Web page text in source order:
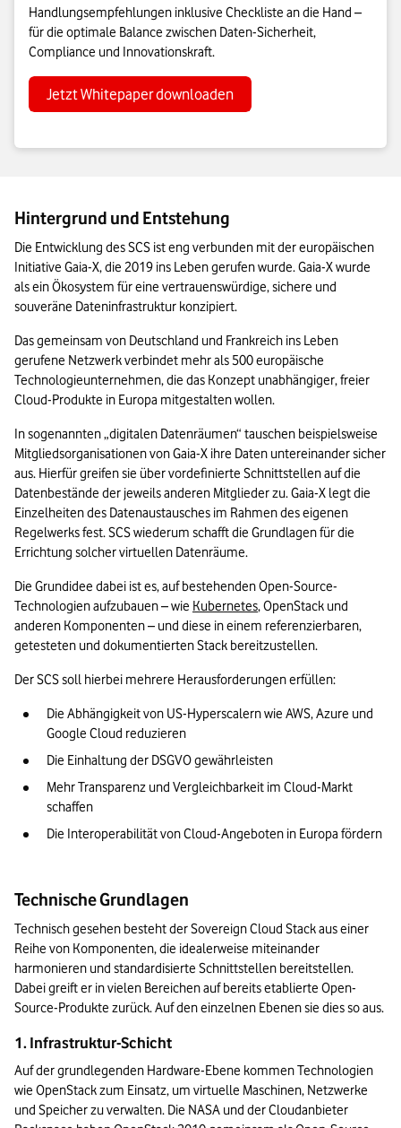
Handlungsempfehlungen inklusive Checkliste an die Hand –
für die optimale Balance zwischen Daten-Sicherheit,
Compliance und Innovationskraft.
Jetzt Whitepaper downloaden
Hintergrund und Entstehung
Die Entwicklung des SCS ist eng verbunden mit der europäischen
Initiative Gaia-X, die 2019 ins Leben gerufen wurde. Gaia-X wurde
als ein Ökosystem für eine vertrauenswürdige, sichere und
souveräne Dateninfrastruktur konzipiert.
Das gemeinsam von Deutschland und Frankreich ins Leben
gerufene Netzwerk verbindet mehr als 500 europäische
Technologieunternehmen, die das Konzept unabhängiger, freier
Cloud-Produkte in Europa mitgestalten wollen.
In sogenannten „digitalen Datenräumen“ tauschen beispielsweise
Mitgliedsorganisationen von Gaia-X ihre Daten untereinander sicher
aus. Hierfür greifen sie über vordefinierte Schnittstellen auf die
Datenbestände der jeweils anderen Mitglieder zu. Gaia-X legt die
Einzelheiten des Datenaustausches im Rahmen des eigenen
Regelwerks fest. SCS wiederum schafft die Grundlagen für die
Errichtung solcher virtuellen Datenräume.
Die Grundidee dabei ist es, auf bestehenden Open-Source-
Technologien aufzubauen – wie Kubernetes, OpenStack und
anderen Komponenten – und diese in einem referenzierbaren,
getesteten und dokumentierten Stack bereitzustellen.
Der SCS soll hierbei mehrere Herausforderungen erfüllen:
Die Abhängigkeit von US-Hyperscalern wie AWS, Azure und
Google Cloud reduzieren
Die Einhaltung der DSGVO gewährleisten
Mehr Transparenz und Vergleichbarkeit im Cloud-Markt
schaffen
Die Interoperabilität von Cloud-Angeboten in Europa fördern
Technische Grundlagen
Technisch gesehen besteht der Sovereign Cloud Stack aus einer
Reihe von Komponenten, die idealerweise miteinander
harmonieren und standardisierte Schnittstellen bereitstellen.
Dabei greift er in vielen Bereichen auf bereits etablierte Open-
Source-Produkte zurück. Auf den einzelnen Ebenen sie dies so aus.
1. Infrastruktur-Schicht
Auf der grundlegenden Hardware-Ebene kommen Technologien
wie OpenStack zum Einsatz, um virtuelle Maschinen, Netzwerke
und Speicher zu verwalten. Die NASA und der Cloudanbieter